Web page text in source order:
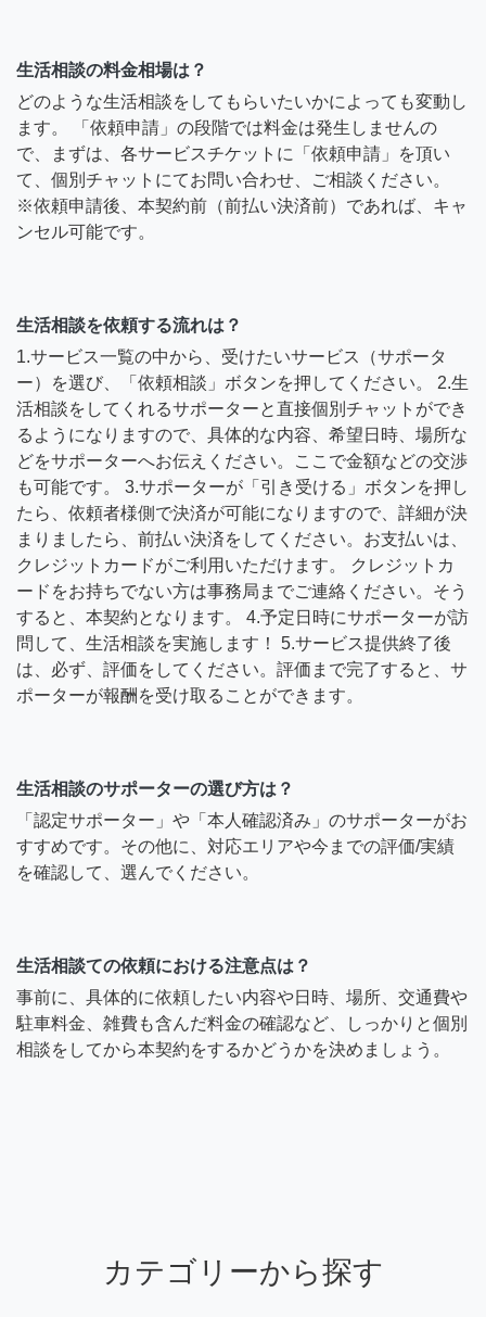
生活相談の料金相場は？
どのような生活相談をしてもらいたいかによっても変動し
ます。 「依頼申請」の段階では料金は発生しませんの
で、まずは、各サービスチケットに「依頼申請」を頂い
て、個別チャットにてお問い合わせ、ご相談ください。
※依頼申請後、本契約前（前払い決済前）であれば、キャ
ンセル可能です。
生活相談を依頼する流れは？
1.サービス一覧の中から、受けたいサービス（サポータ
ー）を選び、「依頼相談」ボタンを押してください。 2.生
活相談をしてくれるサポーターと直接個別チャットができ
るようになりますので、具体的な内容、希望日時、場所な
どをサポーターへお伝えください。ここで金額などの交渉
も可能です。 3.サポーターが「引き受ける」ボタンを押し
たら、依頼者様側で決済が可能になりますので、詳細が決
まりましたら、前払い決済をしてください。お支払いは、
クレジットカードがご利用いただけます。 クレジットカ
ードをお持ちでない方は事務局までご連絡ください。そう
すると、本契約となります。 4.予定日時にサポーターが訪
問して、生活相談を実施します！ 5.サービス提供終了後
は、必ず、評価をしてください。評価まで完了すると、サ
ポーターが報酬を受け取ることができます。
生活相談のサポーターの選び方は？
「認定サポーター」や「本人確認済み」のサポーターがお
すすめです。その他に、対応エリアや今までの評価/実績
を確認して、選んでください。
生活相談ての依頼における注意点は？
事前に、具体的に依頼したい内容や日時、場所、交通費や
駐車料金、雑費も含んだ料金の確認など、しっかりと個別
相談をしてから本契約をするかどうかを決めましょう。
カテゴリーから探す